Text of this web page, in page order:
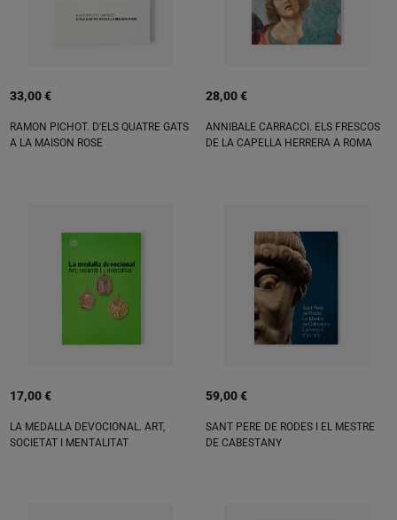
33,00 €
RAMON PICHOT. D'ELS QUATRE GATS
A LA MAISON ROSE
28,00 €
ANNIBALE CARRACCI. ELS FRESCOS
DE LA CAPELLA HERRERA A ROMA
17,00 €
LA MEDALLA DEVOCIONAL. ART,
SOCIETAT I MENTALITAT
59,00 €
SANT PERE DE RODES I EL MESTRE
DE CABESTANY